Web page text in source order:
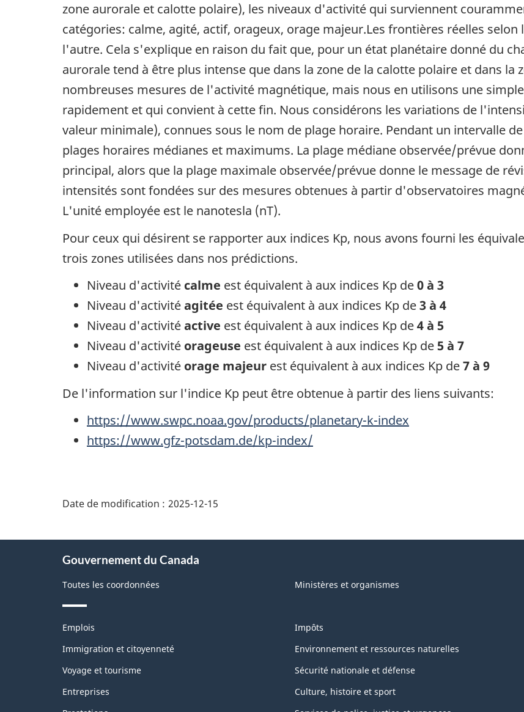
zone aurorale et calotte polaire), les niveaux d'activité qui surviennent
catégories: calme, agité, actif, orageux, orage majeur.Les frontières réelles
l'autre. Cela s'explique en raison du fait que, pour un état planétaire donné du
aurorale tend à être plus intense que dans la zone de la calotte polaire et dans la
nombreuses mesures de l'activité magnétique, mais nous en utilisons une
rapidement et qui convient à cette fin. Nous considérons les variations de
valeur minimale), connues sous le nom de plage horaire. Pendant un intervalle
plages horaires médianes et maximums. La plage médiane observée/prévue
principal, alors que la plage maximale observée/prévue donne le message de
intensités sont fondées sur des mesures obtenues à partir d'observatoires
L'unité employée est le nanotesla (nT).
Pour ceux qui désirent se rapporter aux indices Kp, nous avons fourni les
trois zones utilisées dans nos prédictions.
Niveau d'activité calme est équivalent à aux indices Kp de0 à 3
Niveau d'activitéagitée est équivalent à aux indices Kp de3 à 4
Niveau d'activitéactive est équivalent à aux indices Kp de4 à 5
Niveau d'activité orageuse est équivalent à aux indices Kp de5 à 7
Niveau d'activité orage majeur est équivalent à aux indices Kp de7 à 9
De l'information sur l'indice Kp peut être obtenue à partir des liens suivants:
https://www.swpc.noaa.gov/products/planetary-k-index
https://www.gfz-potsdam.de/kp-index/
de
page"
Date de modification : 2025-12-15
Gouvernement du Canada
Toutes les coordonnées Ministères et organismes
Thèmes
sujets
Emplois
Immigration et citoyenneté
Voyage et tourisme
Entreprises
Impôts
Environnement et ressources naturelles
Sécurité nationale et défense
Culture, histoire et sport